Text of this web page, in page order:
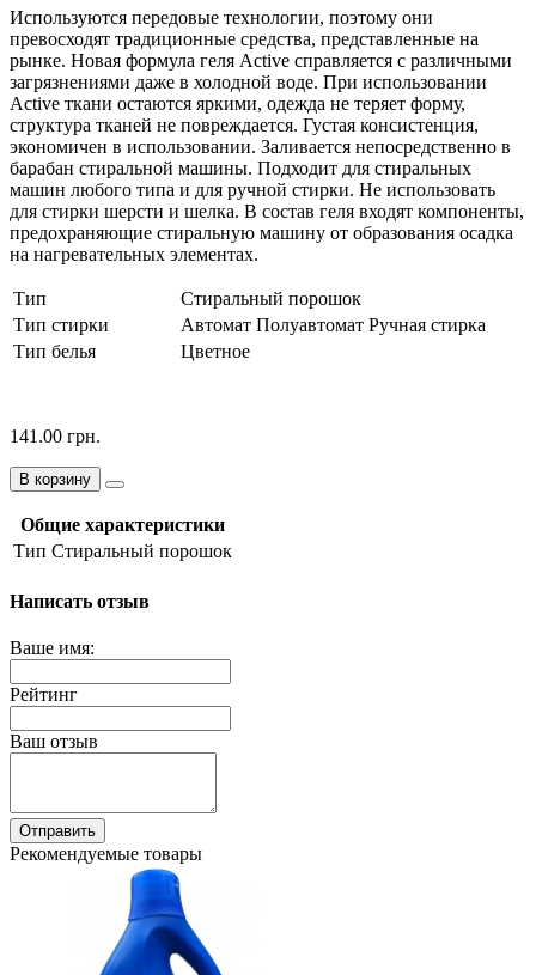
Используются передовые технологии, поэтому они
превосходят традиционные средства, представленные на
рынке. Новая формула геля Active справляется с различными
загрязнениями даже в холодной воде. При использовании
Active ткани остаются яркими, одежда не теряет форму,
структура тканей не повреждается. Густая консистенция,
экономичен в использовании. Заливается непосредственно в
барабан стиральной машины. Подходит для стиральных
машин любого типа и для ручной стирки. Не использовать
для стирки шерсти и шелка. В состав геля входят компоненты,
предохраняющие стиральную машину от образования осадка
на нагревательных элементах.
Тип
Стиральный порошок
Тип стирки
Автомат Полуавтомат Ручная стирка
Тип белья
Цветное
141.00 грн.
В корзину
Общие характеристики
Тип Стиральный порошок
Написать отзыв
Ваше имя:
Рейтинг
Ваш отзыв
Отправить
Рекомендуемые товары